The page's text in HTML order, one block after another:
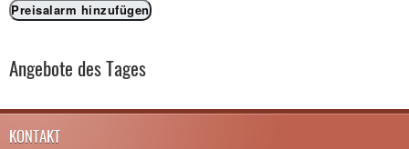
Preisalarm hinzufügen
Angebote des Tages
KONTAKT